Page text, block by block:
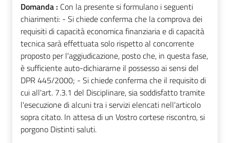
Domanda : Con la presente si formulano i seguenti
chiarimenti: - Si chiede conferma che la comprova dei
requisiti di capacità economica finanziaria e di capacità
tecnica sarà effettuata solo rispetto al concorrente
proposto per l'aggiudicazione, posto che, in questa fase,
è sufficiente auto-dichiararne il possesso ai sensi del
DPR 445/2000; - Si chiede conferma che il requisito di
cui all'art. 7.3.1 del Disciplinare, sia soddisfatto tramite
l'esecuzione di alcuni tra i servizi elencati nell'articolo
sopra citato. In attesa di un Vostro cortese riscontro, si
porgono Distinti saluti.